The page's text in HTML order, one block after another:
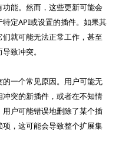
能。然而，这些更新可能会
定API或设置的插件。如果其
就可能无法正常工作，甚至
致冲突。
一个常见原因。用户可能无
突的新插件，或者在不知情
户可能错误地删除了某个插
，这可能会导致整个扩展集